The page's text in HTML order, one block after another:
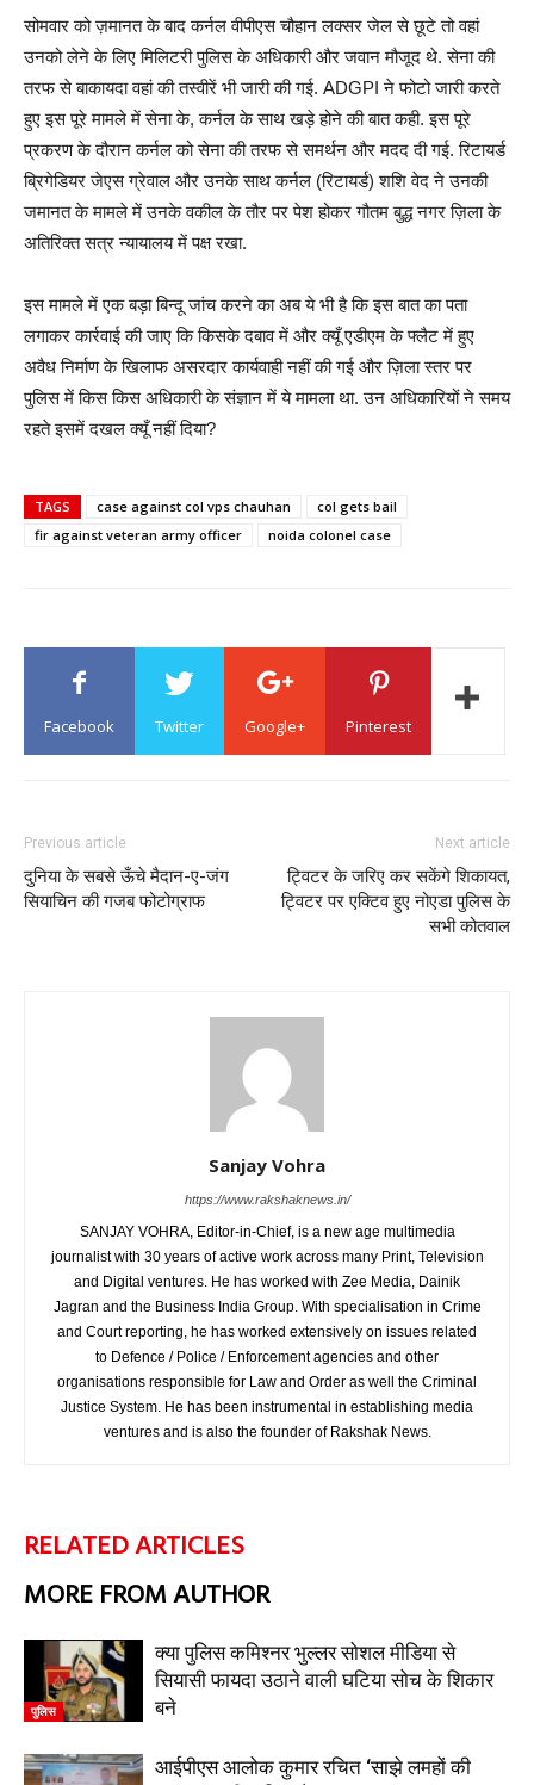
सोमवार को ज़मानत के बाद कर्नल वीपीएस चौहान लक्सर जेल से छूटे तो वहां
उनको लेने के लिए मिलिटरी पुलिस के अधिकारी और जवान मौजूद थे. सेना की
तरफ से बाकायदा वहां की तस्वीरें भी जारी की गई. ADGPI ने फोटो जारी करते
हुए इस पूरे मामले में सेना के, कर्नल के साथ खड़े होने की बात कही. इस पूरे
प्रकरण के दौरान कर्नल को सेना की तरफ से समर्थन और मदद दी गई. रिटायर्ड
ब्रिगेडियर जेएस ग्रेवाल और उनके साथ कर्नल (रिटायर्ड) शशि वेद ने उनकी
जमानत के मामले में उनके वकील के तौर पर पेश होकर गौतम बुद्ध नगर ज़िला के
अतिरिक्त सत्र न्यायालय में पक्ष रखा.
इस मामले में एक बड़ा बिन्दू जांच करने का अब ये भी है कि इस बात का पता
लगाकर कार्रवाई की जाए कि किसके दबाव में और क्यूँ एडीएम के फ्लैट में हुए
अवैध निर्माण के खिलाफ असरदार कार्यवाही नहीं की गई और ज़िला स्तर पर
पुलिस में किस किस अधिकारी के संज्ञान में ये मामला था. उन अधिकारियों ने समय
रहते इसमें दखल क्यूँ नहीं दिया?
TAGS case against col vps chauhan
col gets bail
fir against veteran army officer
noida colonel case
Facebook Twitter Google+ Pinterest
Previous article
दुनिया के सबसे ऊँचे मैदान-ए-जंग
सियाचिन की गजब फोटोग्राफ
Next article
ट्विटर के जरिए कर सकेंगे शिकायत,
ट्विटर पर एक्टिव हुए नोएडा पुलिस के
सभी कोतवाल
Sanjay Vohra
https://www.rakshaknews.in/
SANJAY VOHRA, Editor-in-Chief, is a new age multimedia
journalist with 30 years of active work across many Print, Television
and Digital ventures. He has worked with Zee Media, Dainik
Jagran and the Business India Group. With specialisation in Crime
and Court reporting, he has worked extensively on issues related
to Defence / Police / Enforcement agencies and other
organisations responsible for Law and Order as well the Criminal
Justice System. He has been instrumental in establishing media
ventures and is also the founder of Rakshak News.
RELATED ARTICLES
MORE FROM AUTHOR
पुलिस
क्या पुलिस कमिश्नर भुल्लर सोशल मीडिया से
सियासी फायदा उठाने वाली घटिया सोच के शिकार
बने
आईपीएस आलोक कुमार रचित ‘साझे लमहों की